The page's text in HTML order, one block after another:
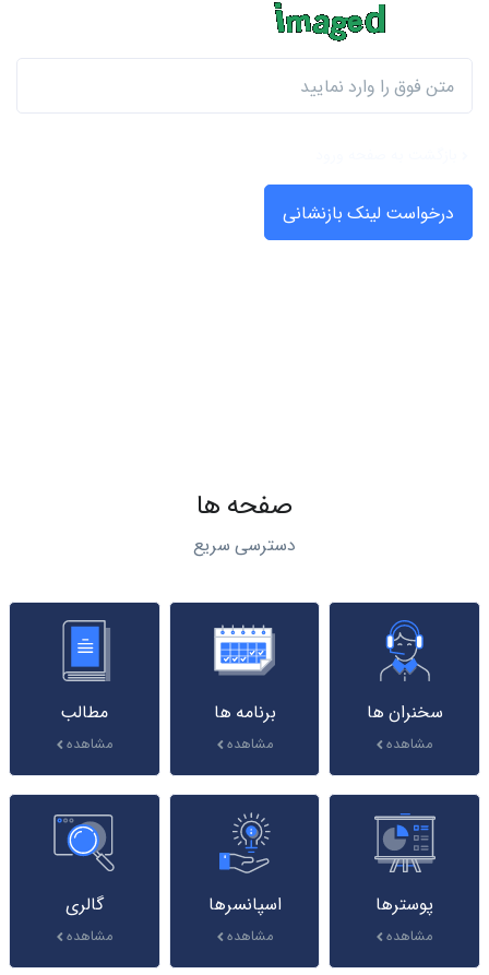
درخواست لینک بازنشانی
صفحه ها
دسترسی سریع
سخنران ها
مشاهده
برنامه ها
مشاهده
مطالب
مشاهده
پوسترها
مشاهده
اسپانسرها
مشاهده
گالری
مشاهده